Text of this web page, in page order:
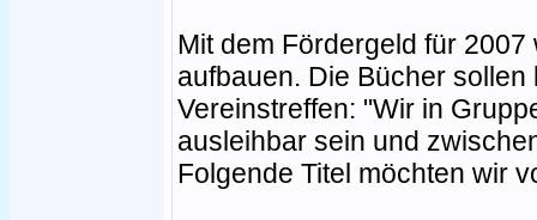
Mit dem Fördergeld für
aufbauen. Die Bücher sollen
Vereinstreffen: "Wir in
ausleihbar sein und
Folgende Titel möchten wir